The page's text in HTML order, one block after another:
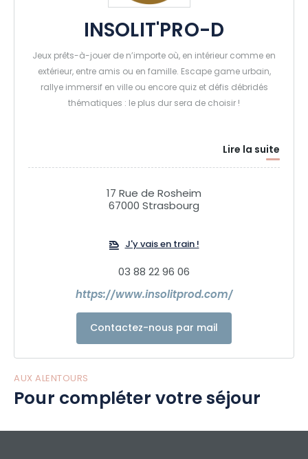
INSOLIT'PRO-D
Jeux prêts-à-jouer de n’importe où, en intérieur comme en
extérieur, entre amis ou en famille. Escape game urbain,
rallye immersif en ville ou encore quiz et défis débridés
thématiques : le plus dur sera de choisir !
Lire la suite
17 Rue de Rosheim
67000 Strasbourg
J'y vais en train !
03 88 22 96 06
https://www.insolitprod.com/
Contactez-nous par mail
AUX ALENTOURS
Pour compléter votre séjour